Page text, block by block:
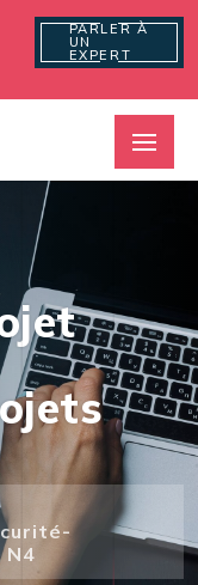
PARLER À
UN
EXPERT
N4